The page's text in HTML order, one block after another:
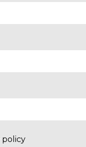
policy